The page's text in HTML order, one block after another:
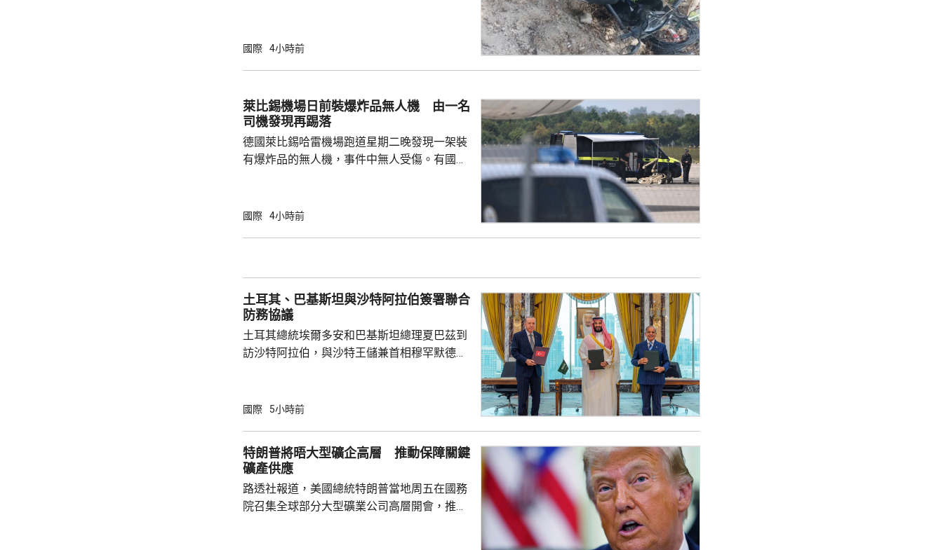
歲父親當場死亡，年約30歲的女兒受傷送院救
後，已聯繫辦案警局及醫院，要求積極救治傷
者，妥善保存死者遺體。使館已聯繫死者在國
內的親屬，將為家屬在泰國善後提...
國際 4小時前
萊比錫機場日前裝爆炸品無人機 由一名
司機發現再踢落
德國萊比錫哈雷機場跑道星期二晚發現一架裝
有爆炸品的無人機，事件中無人受傷。有國會
容司機行為大膽及勇敢，亦非常危險，但就因
諾夫運輸機附近被發現，檢察官已展開反恐調
查。德國政府發言人表示，總理默茨已召...
國際 4小時前
土耳其、巴基斯坦與沙特阿拉伯簽署聯合
防務協議
土耳其總統埃爾多安和巴基斯坦總理夏巴茲到
訪沙特阿拉伯，與沙特王儲兼首相穆罕默德在
任何一國遭受武裝攻擊，都會被視為對三國的
作。路透社引述有土耳其官員指，協議純屬防
禦性質，僅承諾為防禦目的提供相互支持，不
針對任何國家、組織或個人，亦向其他區...
國際 5小時前
特朗普將晤大型礦企高層 推動保障關鍵
礦產供應
路透社報道，美國總統特朗普當地周五在國務
院召集全球部分大型礦業公司高層開會，推動